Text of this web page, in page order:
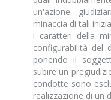
un'azione
minaccia di tali
i caratteri della
configurabilità del
ponendo il
subire un
condotte sono
realizzazione di un